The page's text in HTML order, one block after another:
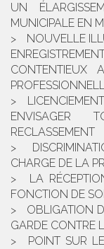
UN
MUNICIPALE EN
NOUVELLE
CONTENTIEUX
ENVISAGER
RECLASSEMENT
CHARGE DE LA
LA
FONCTION DE
OBLIGATION
GARDE CONTRE
POINT SUR